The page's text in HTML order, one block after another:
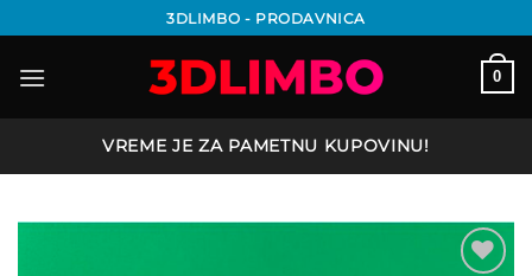
na
sadržaj
3DLIMBO - PRODAVNICA
0
VREME JE ZA PAMETNU KUPOVINU!